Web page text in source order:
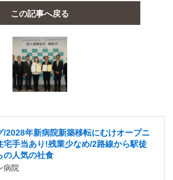
この記事へ戻る
/2028年新病院新築移転にむけオープニ
宅手当あり!残業少なめ/2路線から駅徒
の人気の社食
病院